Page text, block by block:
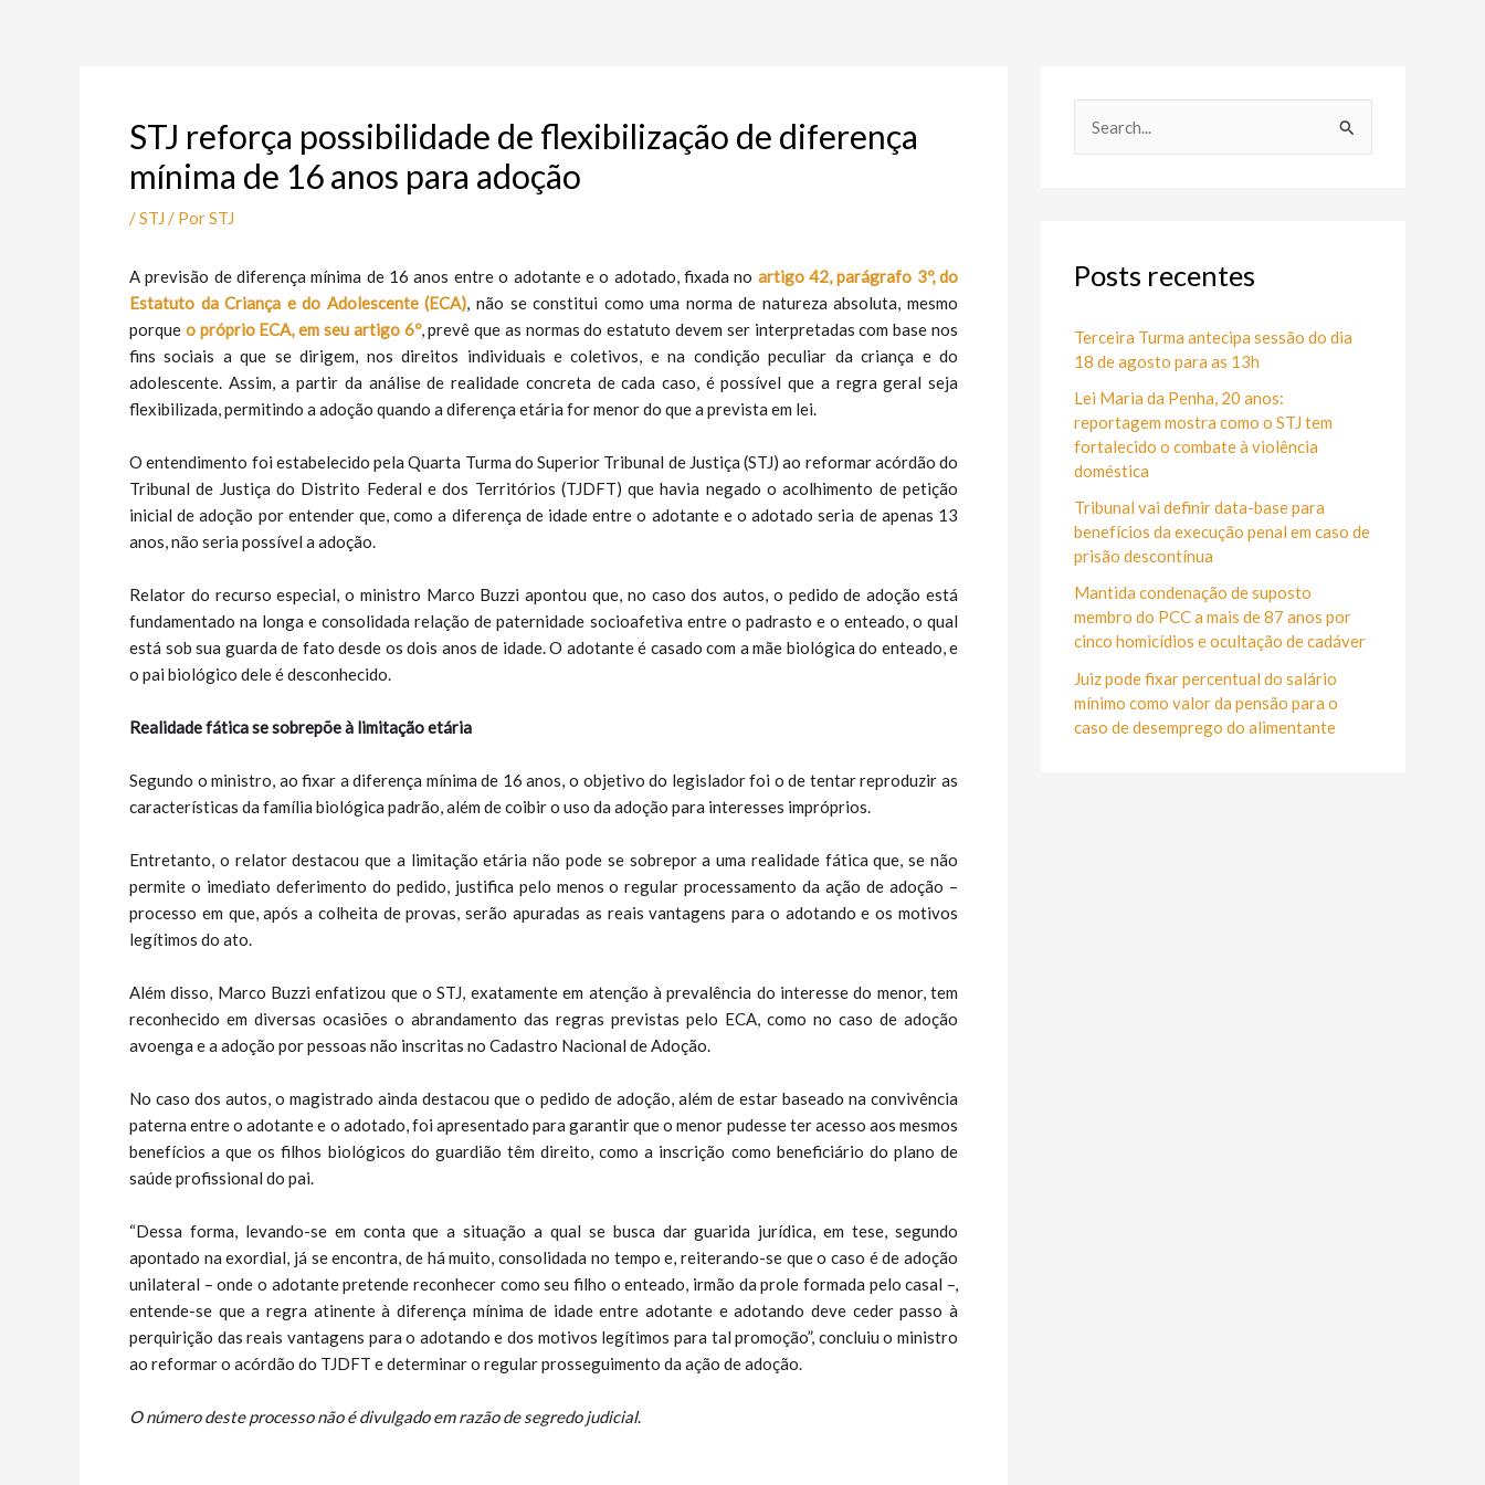
STJ reforça possibilidade de flexibilização de diferença
mínima de 16 anos para adoção
/STJ / PorSTJ
A previsão de diferença mínima de 16 anos entre o adotante e o adotado, fixada no artigo 42, parágrafo 3º, do
Estatuto da Criança e do Adolescente (ECA), não se constitui como uma norma de natureza absoluta, mesmo
porque o próprio ECA, em seu artigo 6º, prevê que as normas do estatuto devem ser interpretadas com base nos
fins sociais a que se dirigem, nos direitos individuais e coletivos, e na condição peculiar da criança e do
adolescente. Assim, a partir da análise de realidade concreta de cada caso, é possível que a regra geral seja
flexibilizada, permitindo a adoção quando a diferença etária for menor do que a prevista em lei.
O entendimento foi estabelecido pela Quarta Turma do Superior Tribunal de Justiça (STJ) ao reformar acórdão do
Tribunal de Justiça do Distrito Federal e dos Territórios (TJDFT) que havia negado o acolhimento de petição
inicial de adoção por entender que, como a diferença de idade entre o adotante e o adotado seria de apenas 13
anos, não seria possível a adoção.
Relator do recurso especial, o ministro Marco Buzzi apontou que, no caso dos autos, o pedido de adoção está
fundamentado na longa e consolidada relação de paternidade socioafetiva entre o padrasto e o enteado, o qual
está sob sua guarda de fato desde os dois anos de idade. O adotante é casado com a mãe biológica do enteado, e
o pai biológico dele é desconhecido.
Realidade fática se sobrepõe à limitação etária
Segundo o ministro, ao fixar a diferença mínima de 16 anos, o objetivo do legislador foi o de tentar reproduzir as
características da família biológica padrão, além de coibir o uso da adoção para interesses impróprios.
Entretanto, o relator destacou que a limitação etária não pode se sobrepor a uma realidade fática que, se não
permite o imediato deferimento do pedido, justifica pelo menos o regular processamento da ação de adoção –
processo em que, após a colheita de provas, serão apuradas as reais vantagens para o adotando e os motivos
legítimos do ato.
Além disso, Marco Buzzi enfatizou que o STJ, exatamente em atenção à prevalência do interesse do menor, tem
reconhecido em diversas ocasiões o abrandamento das regras previstas pelo ECA, como no caso de adoção
avoenga e a adoção por pessoas não inscritas no Cadastro Nacional de Adoção.
No caso dos autos, o magistrado ainda destacou que o pedido de adoção, além de estar baseado na convivência
paterna entre o adotante e o adotado, foi apresentado para garantir que o menor pudesse ter acesso aos mesmos
benefícios a que os filhos biológicos do guardião têm direito, como a inscrição como beneficiário do plano de
saúde profissional do pai.
“Dessa forma, levando-se em conta que a situação a qual se busca dar guarida jurídica, em tese, segundo
apontado na exordial, já se encontra, de há muito, consolidada no tempo e, reiterando-se que o caso é de adoção
unilateral – onde o adotante pretende reconhecer como seu filho o enteado, irmão da prole formada pelo casal –,
entende-se que a regra atinente à diferença mínima de idade entre adotante e adotando deve ceder passo à
perquirição das reais vantagens para o adotando e dos motivos legítimos para tal promoção”, concluiu o ministro
ao reformar o acórdão do TJDFT e determinar o regular prosseguimento da ação de adoção.
O número deste processo não é divulgado em razão de segredo judicial. ​
u
s
a
r
p
o
r
:
Posts recentes
Terceira Turma antecipa sessão do dia
18 de agosto para as 13h
Lei Maria da Penha, 20 anos:
reportagem mostra como o STJ tem
fortalecido o combate à violência
doméstica
Tribunal vai definir data-base para
benefícios da execução penal em caso de
prisão descontínua
Mantida condenação de suposto
membro do PCC a mais de 87 anos por
cinco homicídios e ocultação de cadáver
Juiz pode fixar percentual do salário
mínimo como valor da pensão para o
caso de desemprego do alimentante